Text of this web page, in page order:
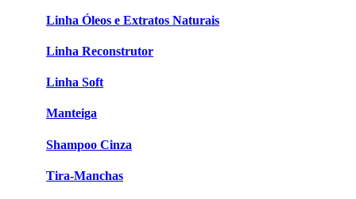
Linha Óleos e Extratos Naturais
Linha Reconstrutor
Linha Soft
Manteiga
Shampoo Cinza
Tira-Manchas